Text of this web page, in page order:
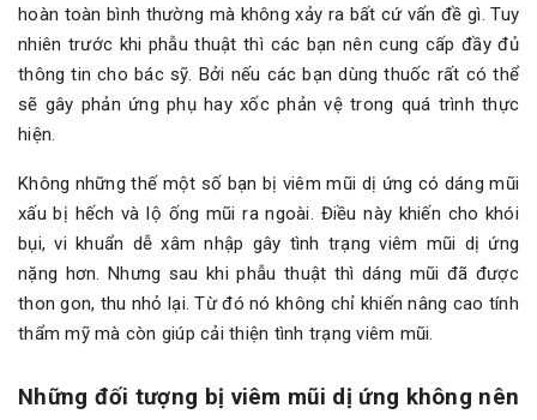
hoàn toàn bình thường mà không xảy ra bất cứ vấn đề gì. Tuy
nhiên trước khi phẫu thuật thì các bạn nên cung cấp đầy đủ
thông tin cho bác sỹ. Bởi nếu các bạn dùng thuốc rất có thể
sẽ gây phản ứng phụ hay xốc phản vệ trong quá trình thực
hiện.
Không những thế một số bạn bị viêm mũi dị ứng có dáng mũi
xấu bị hếch và lộ ống mũi ra ngoài. Điều này khiến cho khói
bụi, vi khuẩn dễ xâm nhập gây tình trạng viêm mũi dị ứng
nặng hơn. Nhưng sau khi phẫu thuật thì dáng mũi đã được
thon gon, thu nhỏ lại. Từ đó nó không chỉ khiến nâng cao tính
thẩm mỹ mà còn giúp cải thiện tình trạng viêm mũi.
Những đối tượng bị viêm mũi dị ứng không nên